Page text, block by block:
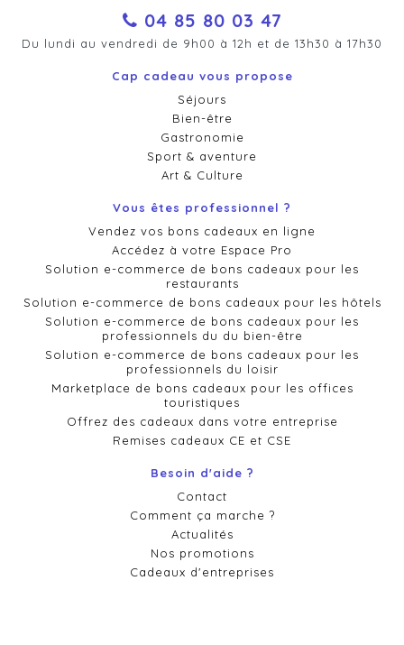
04 85 80 03 47
Du lundi au vendredi de 9h00 à 12h et de 13h30 à 17h30
Cap cadeau vous propose
Séjours
Bien-être
Gastronomie
Sport & aventure
Art & Culture
Vous êtes professionnel ?
Vendez vos bons cadeaux en ligne
Accédez à votre Espace Pro
Solution e-commerce de bons cadeaux pour les
restaurants
Solution e-commerce de bons cadeaux pour les hôtels
Solution e-commerce de bons cadeaux pour les
professionnels du du bien-être
Solution e-commerce de bons cadeaux pour les
professionnels du loisir
Marketplace de bons cadeaux pour les offices
touristiques
Offrez des cadeaux dans votre entreprise
Remises cadeaux CE et CSE
Besoin d'aide ?
Contact
Comment ça marche ?
Actualités
Nos promotions
Cadeaux d'entreprises